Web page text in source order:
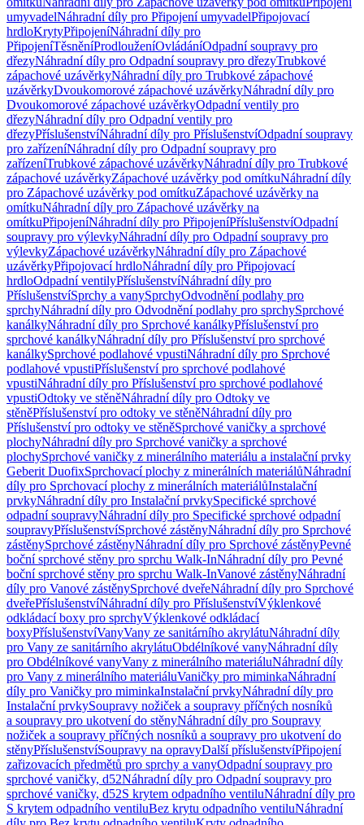
umyvadelNáhradní díly pro Připojení umyvadelPřipojovací
hrdloKrytyPřipojeníNáhradní díly pro
PřipojeníTěsněníProdlouženíOvládáníOdpadní soupravy pro
dřezyNáhradní díly pro Odpadní soupravy pro dřezyTrubkové
zápachové uzávěrkyNáhradní díly pro Trubkové zápachové
uzávěrkyDvoukomorové zápachové uzávěrkyNáhradní díly pro
Dvoukomorové zápachové uzávěrkyOdpadní ventily pro
dřezyNáhradní díly pro Odpadní ventily pro
dřezyPříslušenstvíNáhradní díly pro PříslušenstvíOdpadní soupravy
pro zařízeníNáhradní díly pro Odpadní soupravy pro
zařízeníTrubkové zápachové uzávěrkyNáhradní díly pro Trubkové
zápachové uzávěrkyZápachové uzávěrky pod omítkuNáhradní díly
pro Zápachové uzávěrky pod omítkuZápachové uzávěrky na
omítkuNáhradní díly pro Zápachové uzávěrky na
omítkuPřipojeníNáhradní díly pro PřipojeníPříslušenstvíOdpadní
soupravy pro výlevkyNáhradní díly pro Odpadní soupravy pro
výlevkyZápachové uzávěrkyNáhradní díly pro Zápachové
uzávěrkyPřipojovací hrdloNáhradní díly pro Připojovací
hrdloOdpadní ventilyPříslušenstvíNáhradní díly pro
PříslušenstvíSprchy a vanySprchyOdvodnění podlahy pro
sprchyNáhradní díly pro Odvodnění podlahy pro sprchySprchové
kanálkyNáhradní díly pro Sprchové kanálkyPříslušenství pro
sprchové kanálkyNáhradní díly pro Příslušenství pro sprchové
kanálkySprchové podlahové vpustiNáhradní díly pro Sprchové
podlahové vpustiPříslušenství pro sprchové podlahové
vpustiNáhradní díly pro Příslušenství pro sprchové podlahové
vpustiOdtoky ve stěněNáhradní díly pro Odtoky ve
stěněPříslušenství pro odtoky ve stěněNáhradní díly pro
Příslušenství pro odtoky ve stěněSprchové vaničky a sprchové
plochyNáhradní díly pro Sprchové vaničky a sprchové
plochySprchové vaničky z minerálního materiálu a instalační prvky
Geberit DuofixSprchovací plochy z minerálních materiálůNáhradní
díly pro Sprchovací plochy z minerálních materiálůInstalační
prvkyNáhradní díly pro Instalační prvkySpecifické sprchové
odpadní soupravyNáhradní díly pro Specifické sprchové odpadní
soupravyPříslušenstvíSprchové zástěnyNáhradní díly pro Sprchové
zástěnySprchové zástěnyNáhradní díly pro Sprchové zástěnyPevné
boční sprchové stěny pro sprchu Walk-InNáhradní díly pro Pevné
boční sprchové stěny pro sprchu Walk-InVanové zástěnyNáhradní
díly pro Vanové zástěnySprchové dveřeNáhradní díly pro Sprchové
dveřePříslušenstvíNáhradní díly pro PříslušenstvíVýklenkové
odkládací boxy pro sprchyVýklenkové odkládací
boxyPříslušenstvíVanyVany ze sanitárního akrylátuNáhradní díly
pro Vany ze sanitárního akrylátuObdélníkové vanyNáhradní díly
pro Obdélníkové vanyVany z minerálního materiáluNáhradní díly
pro Vany z minerálního materiáluVaničky pro miminkaNáhradní
díly pro Vaničky pro miminkaInstalační prvkyNáhradní díly pro
Instalační prvkySoupravy nožiček a soupravy příčných nosníků
a soupravy pro ukotvení do stěnyNáhradní díly pro Soupravy
nožiček a soupravy příčných nosníků a soupravy pro ukotvení do
stěnyPříslušenstvíSoupravy na opravyDalší příslušenstvíPřipojení
zařizovacích předmětů pro sprchy a vanyOdpadní soupravy pro
sprchové vaničky, d52Náhradní díly pro Odpadní soupravy pro
sprchové vaničky, d52S krytem odpadního ventiluNáhradní díly pro
S krytem odpadního ventiluBez krytu odpadního ventiluNáhradní